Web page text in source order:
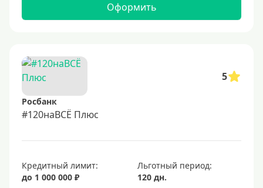
Оформить
5
Росбанк
#120наВСЁ Плюс
Кредитный лимит:
до 1 000 000 ₽
Льготный период:
120 дн.